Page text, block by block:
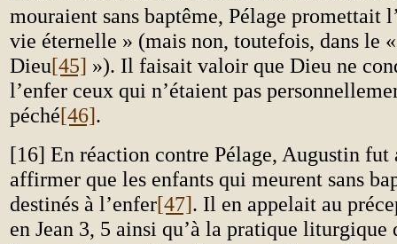
mouraient sans baptême, Pélage promettait
vie éternelle » (mais non, toutefois, dans le
Dieu[45] »). Il faisait valoir que Dieu ne
l’enfer ceux qui n’étaient pas
péché[46].
[16] En réaction contre Pélage, Augustin fut
affirmer que les enfants qui meurent sans
destinés à l’enfer[47]. Il en appelait au
en Jean 3, 5 ainsi qu’à la pratique liturgique